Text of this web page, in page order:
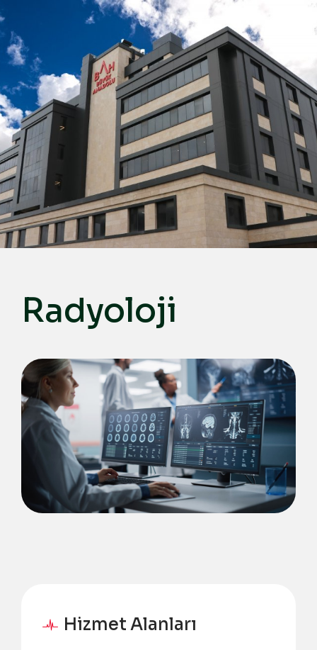
Türkçe
English
Deutsch
عربي
ქართული
Русский
български
Français
Español
Italiano
Radyoloji
Hizmet Alanları